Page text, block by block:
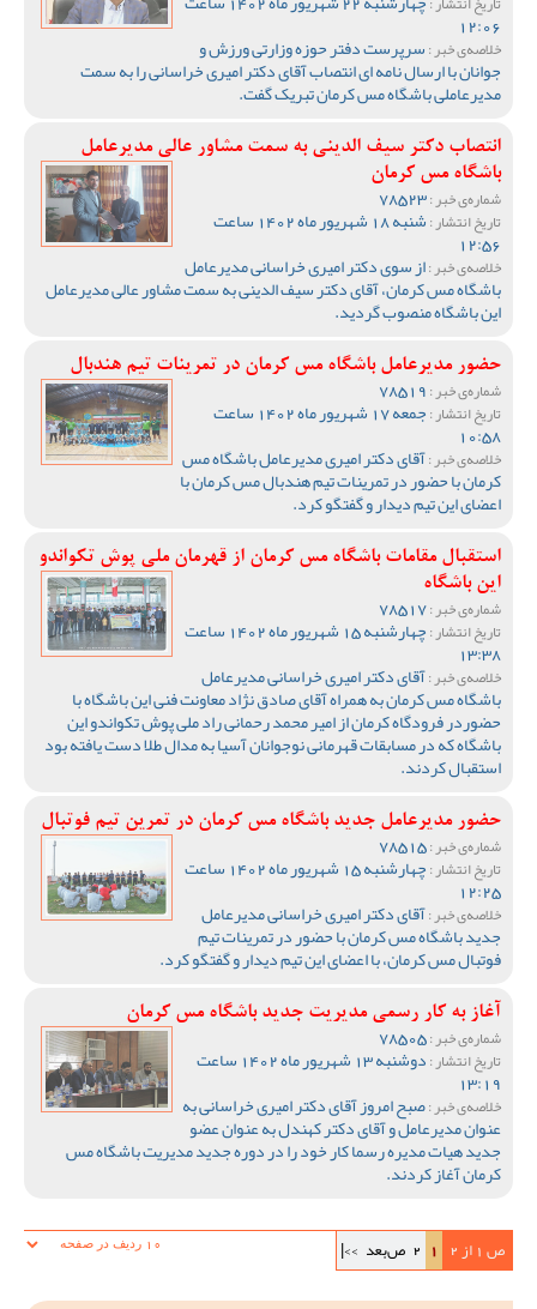
12:06
خلاصه‌ی خبر :سرپرست دفتر حوزه وزارتی ورزش و
جوانان با ارسال نامه ای انتصاب آقای دکتر امیری خراسانی را به سمت
مدیرعاملی باشگاه مس کرمان تبریک گفت.
انتصاب دکتر سیف الدینی به سمت مشاور عالی مدیرعامل
باشگاه مس کرمان
شماره‌ی خبر :
تاریخ انتشار : شنبه 18 شهریور ماه 1402 ساعت
12:56
خلاصه‌ی خبر :از سوی دکتر امیری خراسانی مدیرعامل
باشگاه مس کرمان، آقای دکتر سیف الدینی به سمت مشاور عالی مدیرعامل
این باشگاه منصوب گردید.
حضور مدیرعامل باشگاه مس کرمان در تمرینات تیم هندبال
شماره‌ی خبر :
تاریخ انتشار : جمعه 17 شهریور ماه 1402 ساعت
10:58
خلاصه‌ی خبر :آقای دکتر امیری مدیرعامل باشگاه مس
کرمان با حضور در تمرینات تیم هندبال مس کرمان با
اعضای این تیم دیدار و گفتگو کرد.
استقبال مقامات باشگاه مس کرمان از قهرمان ملی پوش تکواندو
این باشگاه
شماره‌ی خبر :
تاریخ انتشار : چهارشنبه 15 شهریور ماه 1402 ساعت
13:38
خلاصه‌ی خبر :آقای دکتر امیری خراسانی مدیرعامل
باشگاه مس کرمان به همراه آقای صادق نژاد معاونت فنی این باشگاه با
حضوردر فرودگاه کرمان از امیر محمد رحمانی راد ملی پوش تکواندو این
باشگاه که در مسابقات قهرمانی نوجوانان آسیا به مدال طلا دست یافته بود
استقبال کردند.
حضور مدیرعامل جدید باشگاه مس کرمان در تمرین تیم فوتبال
شماره‌ی خبر :
تاریخ انتشار : چهارشنبه 15 شهریور ماه 1402 ساعت
12:25
خلاصه‌ی خبر :آقای دکتر امیری خراسانی مدیرعامل
جدید باشگاه مس کرمان با حضور در تمرینات تیم
فوتبال مس کرمان، با اعضای این تیم دیدار و گفتگو کرد.
آغاز به کار رسمی مدیریت جدید باشگاه مس کرمان
شماره‌ی خبر :
تاریخ انتشار : دوشنبه 13 شهریور ماه 1402 ساعت
13:19
خلاصه‌ی خبر :صبح امروز آقای دکتر امیری خراسانی به
عنوان مدیرعامل و آقای دکتر کهندل به عنوان عضو
جدید هیات مدیره رسما کار خود را در دوره جدید مدیریت باشگاه مس
کرمان آغاز کردند.
ص 1 از 2 1
2 ص‌بعد >>|